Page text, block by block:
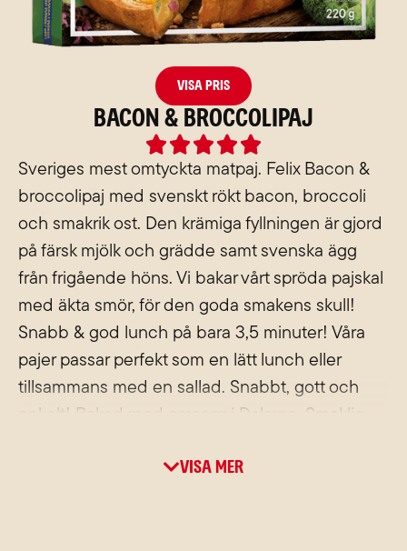
Visa pris
Bacon & Broccolipaj

5
out
of
Sveriges mest omtyckta matpaj. Felix Bacon &
broccolipaj med svenskt rökt bacon, broccoli
och smakrik ost. Den krämiga fyllningen är gjord
på färsk mjölk och grädde samt svenska ägg
från frigående höns. Vi bakar vårt spröda pajskal
med äkta smör, för den goda smakens skull!
Snabb & god lunch på bara 3,5 minuter! Våra
pajer passar perfekt som en lätt lunch eller
tillsammans med en sallad. Snabbt, gott och
enkelt! Bakad med omsorg i Dalarna. Smaklig
Visa mer